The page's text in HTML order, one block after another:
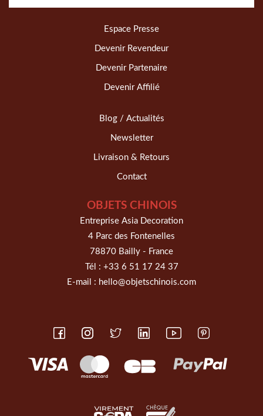
Espace Presse
Devenir Revendeur
Devenir Partenaire
Devenir Affilié
Blog / Actualités
Newsletter
Livraison & Retours
Contact
OBJETS CHINOIS
Entreprise Asia Decoration
4 Parc des Fontenelles
78870 Bailly - France
Tél : +33 6 51 17 24 37
E-mail : hello@objetschinois.com